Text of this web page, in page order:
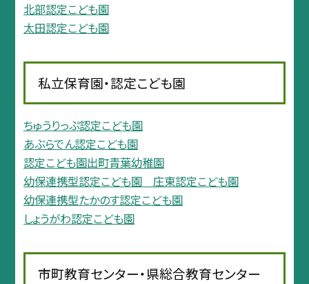
北部認定こども園
太田認定こども園
私立保育園・認定こども園
ちゅうりっぷ認定こども園
あぶらでん認定こども園
認定こども園出町青葉幼稚園
幼保連携型認定こども園 庄東認定こども園
幼保連携型たかのす認定こども園
しょうがわ認定こども園
市町教育センター・県総合教育センター